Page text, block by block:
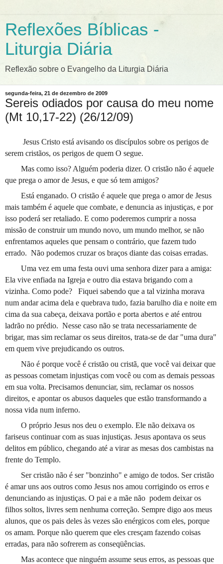
Reflexões Bíblicas -
Liturgia Diária
Reflexão sobre o Evangelho da Liturgia Diária
segunda-feira, 21 de dezembro de 2009
Sereis odiados por causa do meu nome
(Mt 10,17-22) (26/12/09)
Jesus Cristo está avisando os discípulos sobre os perigos de
serem cristãos, os perigos de quem O segue.
Mas como isso? Alguém poderia dizer. O cristão não é aquele
que prega o amor de Jesus, e que só tem amigos?
Está enganado. O cristão é aquele que prega o amor de Jesus
mais também é aquele que combate, e denuncia as injustiças, e por
isso poderá ser retaliado. E como poderemos cumprir a nossa
missão de construir um mundo novo, um mundo melhor, se não
enfrentamos aqueles que pensam o contrário, que fazem tudo
errado. Não podemos cruzar os braços diante das coisas erradas.
Uma vez em uma festa ouvi uma senhora dizer para a amiga:
Ela vive enfiada na Igreja e outro dia estava brigando com a
vizinha. Como pode?
Fiquei sabendo que a tal vizinha morava
num andar acima dela e quebrava tudo, fazia barulho dia e noite em
cima da sua cabeça, deixava portão e porta abertos e até entrou
ladrão no prédio. Nesse caso não se trata necessariamente de
brigar, mas sim reclamar os seus direitos, trata-se de dar "uma dura"
em quem vive prejudicando os outros.
Não é porque você é cristão ou cristã, que você vai deixar que
as pessoas cometam injustiças com você ou com as demais pessoas
em sua volta. Precisamos denunciar, sim, reclamar os nossos
direitos, e apontar os abusos daqueles que estão transformando a
nossa vida num inferno.
O próprio Jesus nos deu o exemplo. Ele não deixava os
fariseus continuar com as suas injustiças. Jesus apontava os seus
delitos em público, chegando até a virar as mesas dos cambistas na
frente do Templo.
Ser cristão não é ser "bonzinho" e amigo de todos. Ser cristão
é amar uns aos outros como Jesus nos amou corrigindo os erros e
denunciando as injustiças. O pai e a mãe não podem deixar os
filhos soltos, livres sem nenhuma correção. Sempre digo aos meus
alunos, que os pais deles às vezes são enérgicos com eles, porque
os amam. Porque não querem que eles cresçam fazendo coisas
erradas, para não sofrerem as conseqüências.
Mas acontece que ninguém assume seus erros, as pessoas que